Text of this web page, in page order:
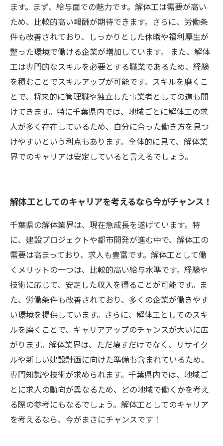
ます。まず、給与面での魅力です。解体工は需要が高い
ため、比較的高い報酬が期待できます。さらに、労働条
件も改善されており、しっかりとした休暇や福利厚生が
整った環境で働ける企業が増加しています。 また、解体
工は専門的なスキルを必要とする職業であるため、経験
を積むことでスキルアップが可能です。スキルを磨くこ
とで、将来的に管理職や独立した事業者としての道も開
けてきます。特に千葉県内では、地域ごとに解体工の求
人が多く存在しているため、自分に合った働き方を見つ
けやすいという利点もあります。全体的に見て、解体業
界でのキャリアは安定していると言えるでしょう。
解体工としてのキャリアを考えるなら今がチャンス！
千葉県の解体業界は、現在急成長を遂げています。特
に、建設プロジェクトや都市開発が進む中で、解体工の
需要は高まっており、求人も豊富です。解体工として働
くメリットの一つは、比較的高い給与水準です。経験や
技術に応じて、安定した収入を得ることが可能です。ま
た、労働条件も改善されており、多くの企業が働きやす
い環境を提供しています。さらに、解体工としてのスキ
ルを磨くことで、キャリアアップのチャンスが大いに広
がります。解体業界は、ただ壊すだけでなく、リサイク
ルや新しい建設計画に向けた準備も含まれているため、
専門知識や技術が求められます。千葉県内では、地域ご
とに求人の動向が異なるため、どの地域で働くかを考え
る際の参考にもなるでしょう。解体工としてのキャリア
を考えるなら、今がまさにチャンスです！